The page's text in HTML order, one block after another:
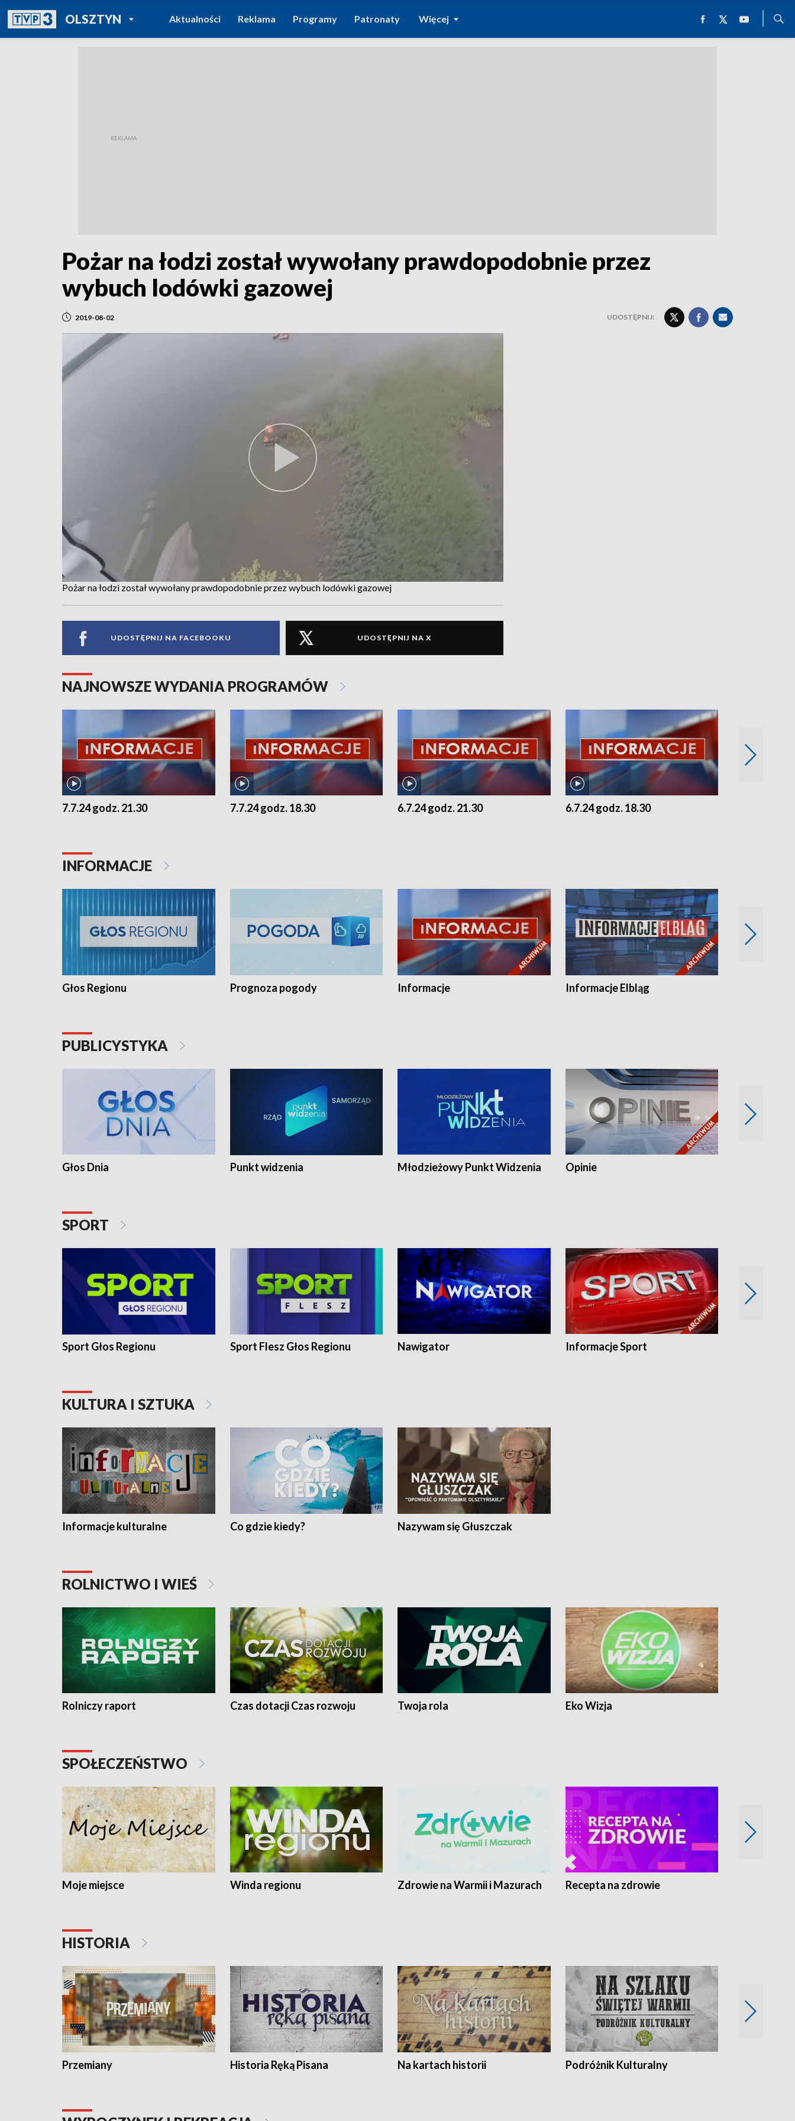
OLSZTYNPOWRÓT DO
TVP REGIONY
Aktualności Reklama Programy Patronaty Więcej
Pożar na łodzi został wywołany prawdopodobnie przez
wybuch lodówki gazowej
2019-08-02 UDOSTĘPNIJ:
Pożar na łodzi został wywołany prawdopodobnie przez wybuch lodówki gazowej
UDOSTĘPNIJ NA FACEBOOKU UDOSTĘPNIJ NA X
NAJNOWSZE WYDANIA PROGRAMÓW
7.7.24 godz. 21.30 7.7.24 godz. 18.30 6.7.24 godz. 21.30 6.7.24 godz. 18.30
INFORMACJE
Głos Regionu Prognoza pogody Informacje Informacje Elbląg
PUBLICYSTYKA
Głos Dnia Punkt widzenia Młodzieżowy Punkt Widzenia Opinie
SPORT
Sport Głos Regionu Sport Flesz Głos Regionu Nawigator Informacje Sport
KULTURA I SZTUKA
Informacje kulturalne Co gdzie kiedy? Nazywam się Głuszczak
ROLNICTWO I WIEŚ
Rolniczy raport Czas dotacji Czas rozwoju Twoja rola Eko Wizja
SPOŁECZEŃSTWO
Moje miejsce Winda regionu Zdrowie na Warmii i Mazurach Recepta na zdrowie
HISTORIA
Przemiany Historia Ręką Pisana Na kartach historii Podróżnik Kulturalny